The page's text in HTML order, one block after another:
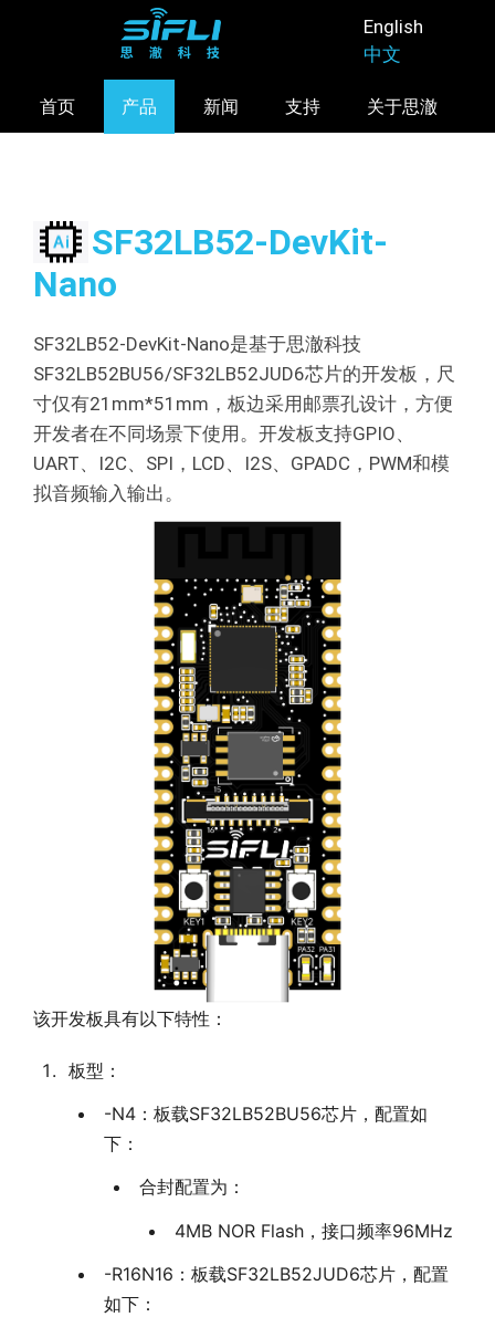
要
English
中文
首页 产品 新闻 支持 关于思澈
SF32LB52-DevKit-
Nano
SF32LB52-DevKit-Nano是基于思澈科技
SF32LB52BU56/SF32LB52JUD6芯片的开发板，尺
寸仅有21mm*51mm，板边采用邮票孔设计，方便
开发者在不同场景下使用。开发板支持GPIO、
UART、I2C、SPI，LCD、I2S、GPADC，PWM和模
拟音频输入输出。
该开发板具有以下特性：
板型：
-N4：板载SF32LB52BU56芯片，配置如
下：
合封配置为：
4MB NOR Flash，接口频率96MHz
-R16N16：板载SF32LB52JUD6芯片，配置
如下：